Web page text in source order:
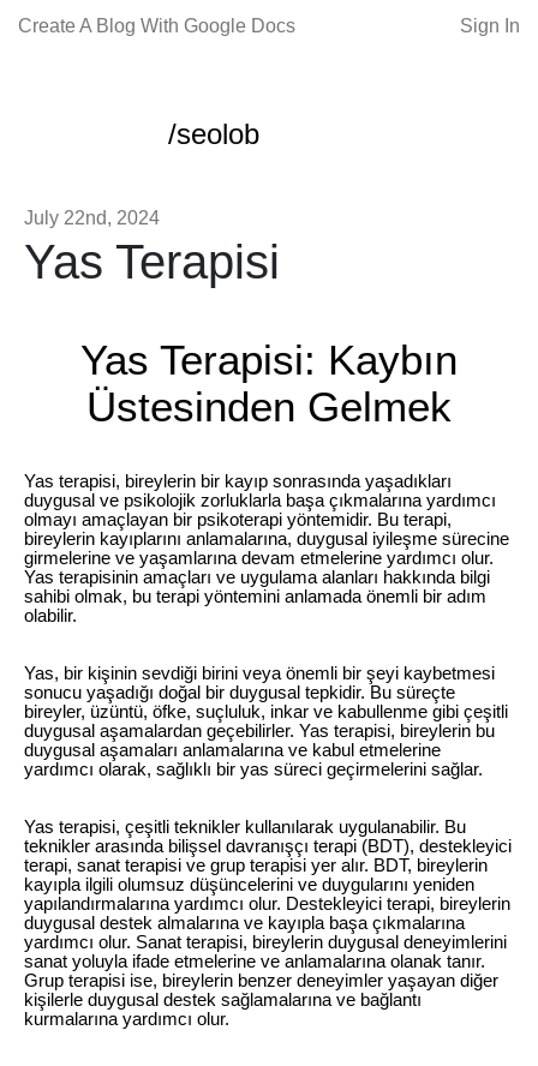
Create A Blog With Google Docs Sign In
/seolob
July 22nd, 2024
Yas Terapisi
Yas Terapisi: Kaybın
Üstesinden Gelmek
Yas terapisi, bireylerin bir kayıp sonrasında yaşadıkları
duygusal ve psikolojik zorluklarla başa çıkmalarına yardımcı
olmayı amaçlayan bir psikoterapi yöntemidir. Bu terapi,
bireylerin kayıplarını anlamalarına, duygusal iyileşme sürecine
girmelerine ve yaşamlarına devam etmelerine yardımcı olur.
Yas terapisinin amaçları ve uygulama alanları hakkında bilgi
sahibi olmak, bu terapi yöntemini anlamada önemli bir adım
olabilir.
Yas, bir kişinin sevdiği birini veya önemli bir şeyi kaybetmesi
sonucu yaşadığı doğal bir duygusal tepkidir. Bu süreçte
bireyler, üzüntü, öfke, suçluluk, inkar ve kabullenme gibi çeşitli
duygusal aşamalardan geçebilirler. Yas terapisi, bireylerin bu
duygusal aşamaları anlamalarına ve kabul etmelerine
yardımcı olarak, sağlıklı bir yas süreci geçirmelerini sağlar.
Yas terapisi, çeşitli teknikler kullanılarak uygulanabilir. Bu
teknikler arasında bilişsel davranışçı terapi (BDT), destekleyici
terapi, sanat terapisi ve grup terapisi yer alır. BDT, bireylerin
kayıpla ilgili olumsuz düşüncelerini ve duygularını yeniden
yapılandırmalarına yardımcı olur. Destekleyici terapi, bireylerin
duygusal destek almalarına ve kayıpla başa çıkmalarına
yardımcı olur. Sanat terapisi, bireylerin duygusal deneyimlerini
sanat yoluyla ifade etmelerine ve anlamalarına olanak tanır.
Grup terapisi ise, bireylerin benzer deneyimler yaşayan diğer
kişilerle duygusal destek sağlamalarına ve bağlantı
kurmalarına yardımcı olur.